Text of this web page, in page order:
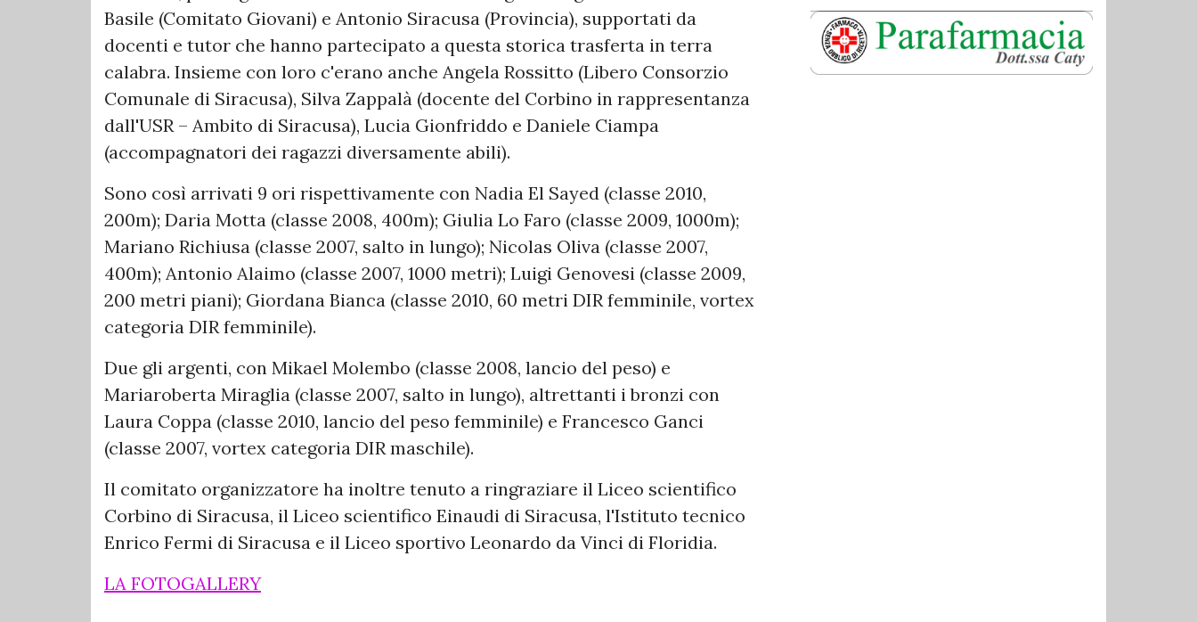
Basile (Comitato Giovani) e Antonio Siracusa (Provincia), supportati da
docenti e tutor che hanno partecipato a questa storica trasferta in terra
calabra. Insieme con loro c'erano anche Angela Rossitto (Libero Consorzio
Comunale di Siracusa), Silva Zappalà (docente del Corbino in rappresentanza
dall'USR – Ambito di Siracusa), Lucia Gionfriddo e Daniele Ciampa
(accompagnatori dei ragazzi diversamente abili).
Sono così arrivati 9 ori rispettivamente con Nadia El Sayed (classe 2010,
200m); Daria Motta (classe 2008, 400m); Giulia Lo Faro (classe 2009, 1000m);
Mariano Richiusa (classe 2007, salto in lungo); Nicolas Oliva (classe 2007,
400m); Antonio Alaimo (classe 2007, 1000 metri); Luigi Genovesi (classe 2009,
200 metri piani); Giordana Bianca (classe 2010, 60 metri DIR femminile, vortex
categoria DIR femminile).
Due gli argenti, con Mikael Molembo (classe 2008, lancio del peso) e
Mariaroberta Miraglia (classe 2007, salto in lungo), altrettanti i bronzi con
Laura Coppa (classe 2010, lancio del peso femminile) e Francesco Ganci
(classe 2007, vortex categoria DIR maschile).
Il comitato organizzatore ha inoltre tenuto a ringraziare il Liceo scientifico
Corbino di Siracusa, il Liceo scientifico Einaudi di Siracusa, l'Istituto tecnico
Enrico Fermi di Siracusa e il Liceo sportivo Leonardo da Vinci di Floridia.
LA FOTOGALLERY